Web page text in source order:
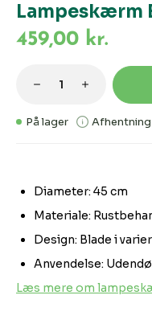
Lampeskærm
Diameter: 45 cm
Materiale:
Design: Blade i
Anvendelse:
Læs mere om
459,00 kr.
På lager Afhentning